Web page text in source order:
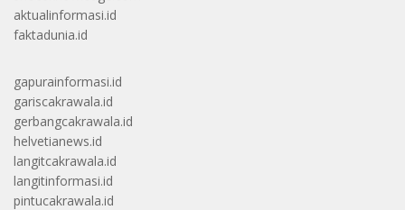
aktualinformasi.id
faktadunia.id
gapurainformasi.id
gariscakrawala.id
gerbangcakrawala.id
helvetianews.id
langitcakrawala.id
langitinformasi.id
pintucakrawala.id